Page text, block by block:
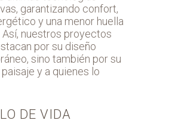
garantizando confort,
y una menor huella
Así, nuestros proyectos
por su diseño
sino también por su
y a quienes lo
DE VIDA